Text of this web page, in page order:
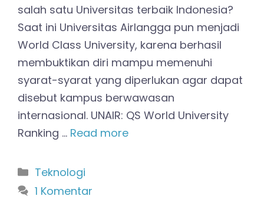
salah satu Universitas terbaik Indonesia?
Saat ini Universitas Airlangga pun menjadi
World Class University, karena berhasil
membuktikan diri mampu memenuhi
syarat-syarat yang diperlukan agar dapat
disebut kampus berwawasan
internasional. UNAIR: QS World University
Ranking … Read more
Kategori
Teknologi
1 Komentar